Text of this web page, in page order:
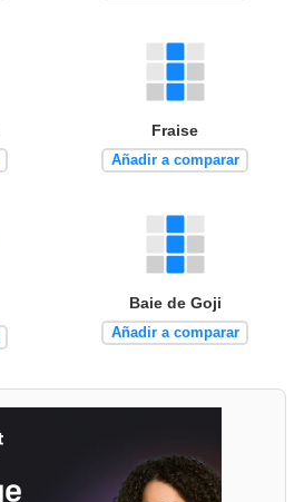
Fraise
Añadir a comparar
Baie de Goji
Añadir a comparar